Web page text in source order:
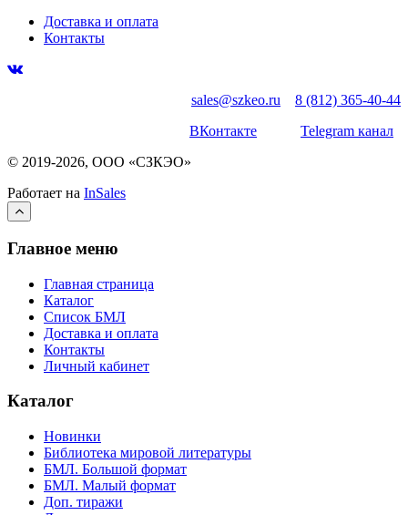
Доставка и оплата
Контакты
sales@szkeo.ru
8 (812) 365-40-44
ВКонтакте
Telegram канал
© 2019-2026, ООО «СЗКЭО»
Работает на InSales
Главное меню
Главная страница
Каталог
Список БМЛ
Доставка и оплата
Контакты
Личный кабинет
Каталог
Новинки
Библиотека мировой литературы
БМЛ. Большой формат
БМЛ. Малый формат
Доп. тиражи